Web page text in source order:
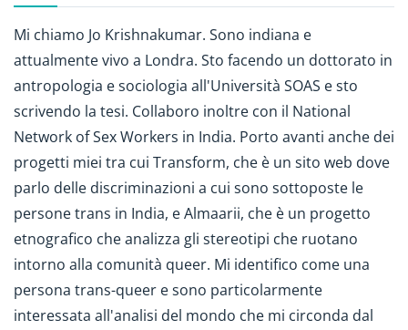
Mi chiamo Jo Krishnakumar. Sono indiana e
attualmente vivo a Londra. Sto facendo un dottorato in
antropologia e sociologia all'Università SOAS e sto
scrivendo la tesi. Collaboro inoltre con il National
Network of Sex Workers in India. Porto avanti anche dei
progetti miei tra cui Transform, che è un sito web dove
parlo delle discriminazioni a cui sono sottoposte le
persone trans in India, e Almaarii, che è un progetto
etnografico che analizza gli stereotipi che ruotano
intorno alla comunità queer. Mi identifico come una
persona trans-queer e sono particolarmente
interessata all'analisi del mondo che mi circonda dal